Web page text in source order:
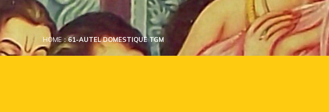
HOME 61-AUTEL DOMESTIQUE TGM